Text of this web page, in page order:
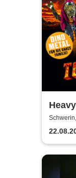
2026/